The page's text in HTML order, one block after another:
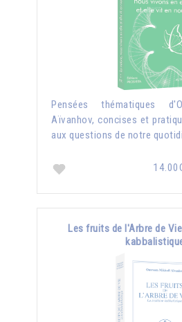
Pensées thématiques
Aïvanhov, concises et
aux questions de notre
Les fruits de l'Arbre de